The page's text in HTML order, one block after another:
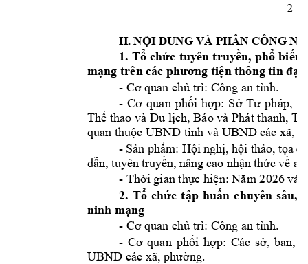
2
II. NỘI DUNG VÀ PHÂN CÔNG
1. Tổ chức tuyên truyền, phổ biến,
mạng trên các phương tiện thông tin đại
- Cơ quan chủ trì: Công an tỉnh.
- Cơ quan phối hợp: Sở Tư pháp,
Thể thao và Du lịch, Báo và Phát thanh,
quan thuộc UBND tỉnh và UBND các xã,
- Sản phẩm: Hội nghị, hội thảo, tọa đ
dẫn, tuyên truyền, nâng cao nhận thức về an
- Thời gian thực hiện: Năm 2026 và
2. Tổ chức tập huấn chuyên sâu,
ninh mạng
- Cơ quan chủ trì: Công an tỉnh.
- Cơ quan phối hợp: Các sở, ban,
UBND các xã, phường.